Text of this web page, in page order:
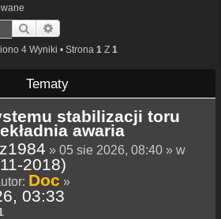
Szukaj
4 Wyniki • Strona 1 Z 1
Tematy
stabilizacji toru
awaria
» 05 sie 2026, 08:40 » w
2018)
Doc »
03:33